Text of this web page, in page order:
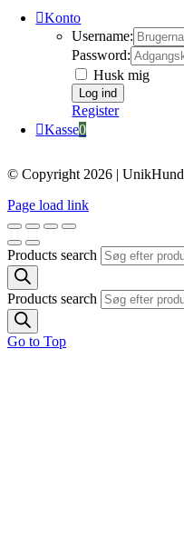
Konto
Username:
Password:
Husk mig
Register
Kasse0
© Copyright 2026 | UnikHund
Page load link
Products search
Products search
Go to Top